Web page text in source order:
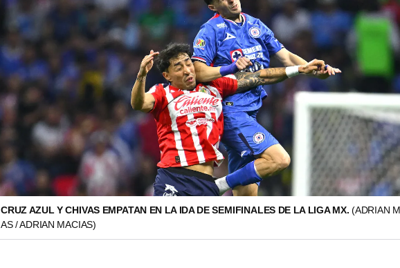
CRUZ AZUL Y CHIVAS EMPATAN EN LA IDA DE SEMIFINALES DE LA LIGA MX. (ADRIAN
AS / ADRIAN MACIAS)